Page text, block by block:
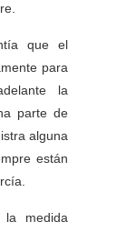
que el
para
la
parte de
alguna
están
medida